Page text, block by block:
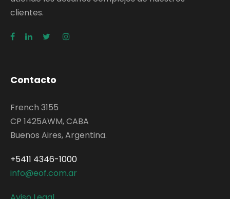
clientes.
Contacto
French 3155
CP 1425AWM, CABA
Buenos Aires, Argentina.
+5411 4346-1000
info@eof.com.ar